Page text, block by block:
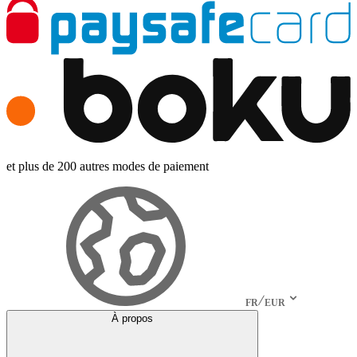
et plus de 200 autres modes de paiement
FR EUR
À propos